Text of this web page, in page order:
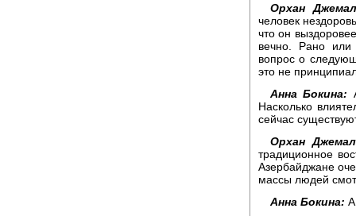
Орхан
человек
что он
вечно. Рано или
вопрос о
это не
Анна Бокина:
Насколько
сейчас
Орхан
традиционное
Азербайджане
массы людей
Анна Бокина: